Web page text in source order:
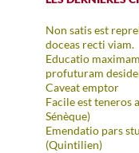
Non satis est
doceas recti viam.
Educatio
profuturam
Caveat emptor
Facile est teneros
Sénèque)
Emendatio pars
(Quintilien)